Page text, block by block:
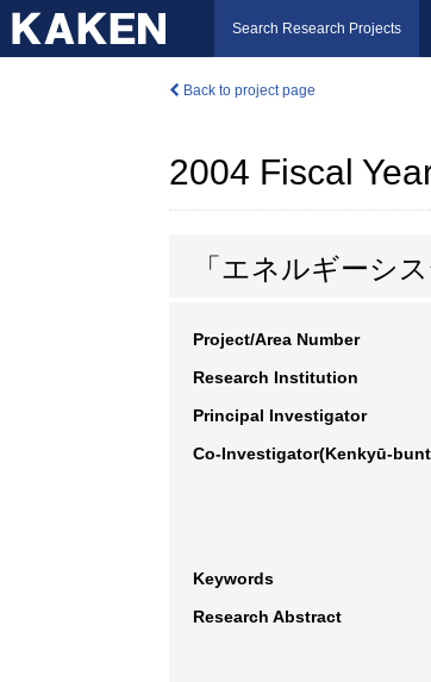
Search Research Projects
Back to project page
2004 Fiscal
「エネルギーシ
Project/Area Number
Research Institution
Principal Investigator
Co-Investigator(Kenkyū-
Keywords
Research Abstract